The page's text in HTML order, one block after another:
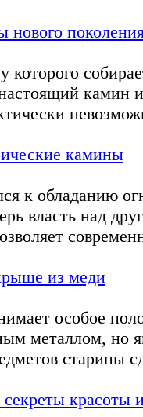
нового
камин
камины
к обладанию
власть над
из меди
особое
металлом, но
старины
секреты красоты